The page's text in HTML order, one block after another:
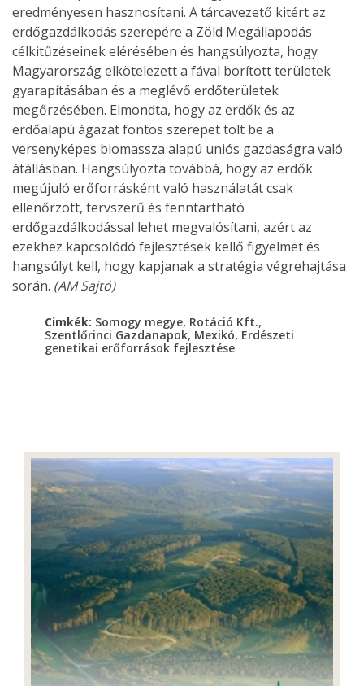
eredményesen hasznosítani. A tárcavezető kitért az
erdőgazdálkodás szerepére a Zöld Megállapodás
célkitűzéseinek elérésében és hangsúlyozta, hogy
Magyarország elkötelezett a fával borított területek
gyarapításában és a meglévő erdőterületek
megőrzésében. Elmondta, hogy az erdők és az
erdőalapú ágazat fontos szerepet tölt be a
versenyképes biomassza alapú uniós gazdaságra való
átállásban. Hangsúlyozta továbbá, hogy az erdők
megújuló erőforrásként való használatát csak
ellenőrzött, tervszerű és fenntartható
erdőgazdálkodással lehet megvalósítani, azért az
ezekhez kapcsolódó fejlesztések kellő figyelmet és
hangsúlyt kell, hogy kapjanak a stratégia végrehajtása
során. (AM Sajtó)
Cimkék: Somogy megye, Rotáció Kft.,
Szentlőrinci Gazdanapok, Mexikó, Erdészeti
genetikai erőforrások fejlesztése